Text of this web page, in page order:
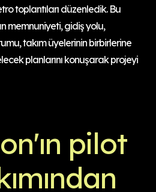
toplantıları düzenledik. Bu
memnuniyeti, gidiş yolu,
takım üyelerinin birbirlerine
planlarını konuşarak projeyi
pilot